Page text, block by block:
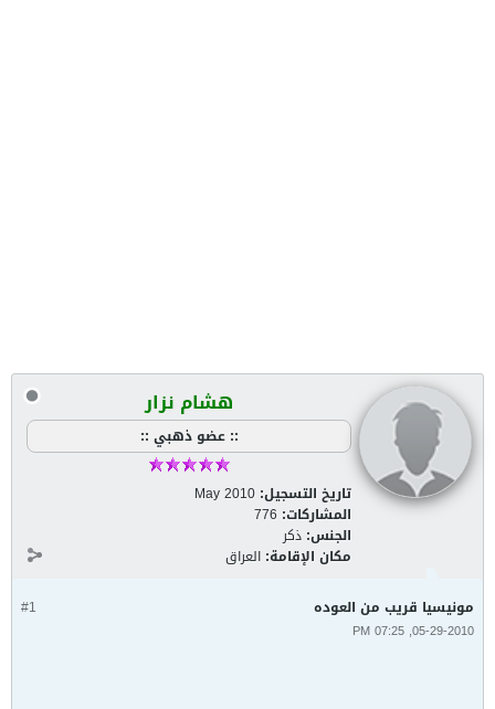
هشام نزار
:: عضو ذهبي ::
تاريخ التسجيل: May 2010
المشاركات: 776
الجنس: ذكر
مكان الإقامة: العراق
#1 مونيسيا قريب من العوده
05-29-2010, 07:25 PM